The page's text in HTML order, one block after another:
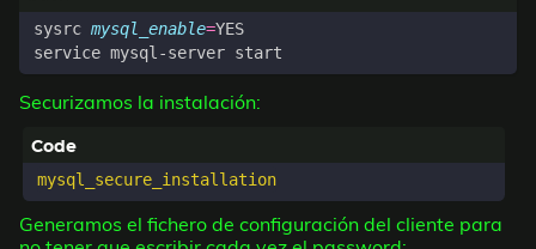
sysrc mysql_enable=
Securizamos la instalación:
Generamos el fichero de configuración del cliente para